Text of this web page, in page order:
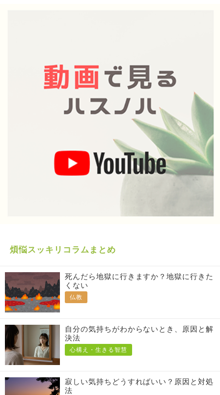
煩悩スッキリコラムまとめ
死んだら地獄に行きますか？地獄に行きた
くない
仏教
自分の気持ちがわからないとき、原因と解
決法
心構え・生きる智慧
寂しい気持ちどうすればいい？原因と対処
法